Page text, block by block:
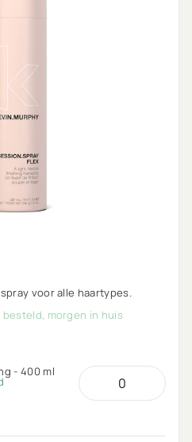
voor alle haartypes.
besteld, morgen in huis
- 400 ml